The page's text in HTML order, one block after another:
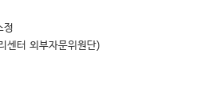
정
센터 외부자문위원단)